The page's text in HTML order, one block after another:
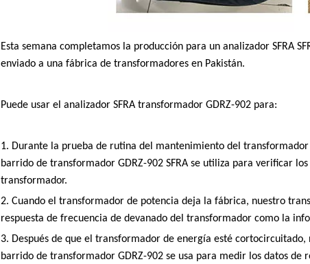
Esta semana completamos la producción para un analizador SFRA
enviado a una fábrica de transformadores en Pakistán.
Puede usar el analizador SFRA transformador GDRZ-902 para:
1. Durante la prueba de rutina del mantenimiento del
barrido de transformador GDRZ-902 SFRA se utiliza para verificar
transformador.
2. Cuando el transformador de potencia deja la fábrica, nuestro
respuesta de frecuencia de devanado del transformador como la
3. Después de que el transformador de energía esté
barrido de transformador GDRZ-902 se usa para medir los datos